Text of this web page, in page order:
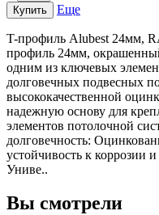
Купить Еще
T-профиль Alubest 24мм,
профиль 24мм,
одним из ключевых
долговечных подвесных
высококачественной
надежную основу для
элементов потолочной
долговечность:
устойчивость к коррозии
Униве..
Вы смотрели